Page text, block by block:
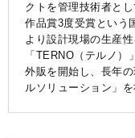
クトを管理技術者と
作品賞3度受賞という
より設計現場の生産
「TERNO（テルノ
外販を開始し、長年
ルソリューション」